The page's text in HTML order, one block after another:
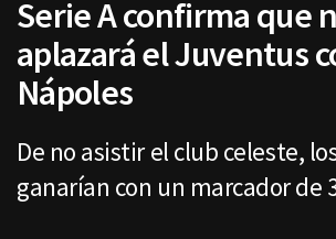
Serie A confirma que
aplazará el Juventus
Nápoles
De no asistir el club celeste,
ganarían con un marcador de